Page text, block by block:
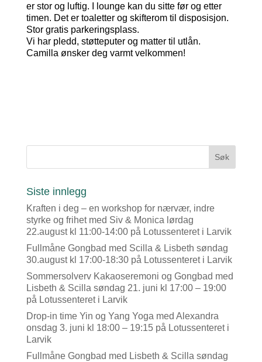
er stor og luftig. I lounge kan du sitte før og etter
timen. Det er toaletter og skifterom til disposisjon.
Stor gratis parkeringsplass.
Vi har pledd, støtteputer og matter til utlån.
Camilla ønsker deg varmt velkommen!
Siste innlegg
Kraften i deg – en workshop for nærvær, indre
styrke og frihet med Siv & Monica lørdag
22.august kl 11:00-14:00 på Lotussenteret i Larvik
Fullmåne Gongbad med Scilla & Lisbeth søndag
30.august kl 17:00-18:30 på Lotussenteret i Larvik
Sommersolverv Kakaoseremoni og Gongbad med
Lisbeth & Scilla søndag 21. juni kl 17:00 – 19:00
på Lotussenteret i Larvik
Drop-in time Yin og Yang Yoga med Alexandra
onsdag 3. juni kl 18:00 – 19:15 på Lotussenteret i
Larvik
Fullmåne Gongbad med Lisbeth & Scilla søndag